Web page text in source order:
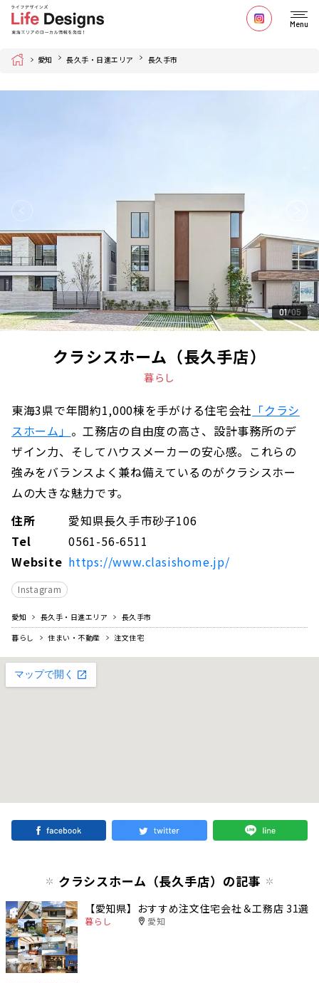
Menu
Home 愛知 長久手・日進エリア 長久手市
01 05
クラシスホーム（長久手店）
暮らし
東海3県で年間約1,000棟を手がける住宅会社 「クラシ
スホーム」 。工務店の自由度の高さ、設計事務所のデ
ザイン力、そしてハウスメーカーの安心感。これらの
強みをバランスよく兼ね備えているのがクラシスホー
ムの大きな魅力です。
住所
愛知県長久手市砂子106
Tel
0561-56-6511
Website https://www.clasishome.jp/
Instagram
愛知 長久手・日進エリア
長久手市
暮らし
住まい・不動産 注文住宅
クラシスホーム（長久手店）の記事
【愛知県】おすすめ注文住宅会社＆工務店 31選
暮らし 愛知